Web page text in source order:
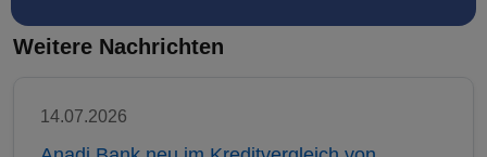
Weitere Nachrichten
14.07.2026